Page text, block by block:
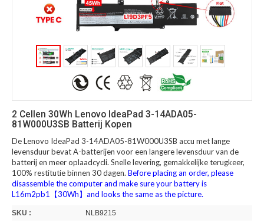
2 Cellen 30Wh Lenovo IdeaPad 3-14ADA05-
81W000U3SB Batterij Kopen
De Lenovo IdeaPad 3-14ADA05-81W000U3SB accu met lange
levensduur bevat A-batterijen voor een langere levensduur van de
batterij en meer oplaadcycli. Snelle levering, gemakkelijke terugkeer,
100% restitutie binnen 30 dagen. Before placing an order, please
disassemble the computer and make sure your battery is
L16m2pb1【30Wh】and looks the same as the picture.
SKU :
NLB9215